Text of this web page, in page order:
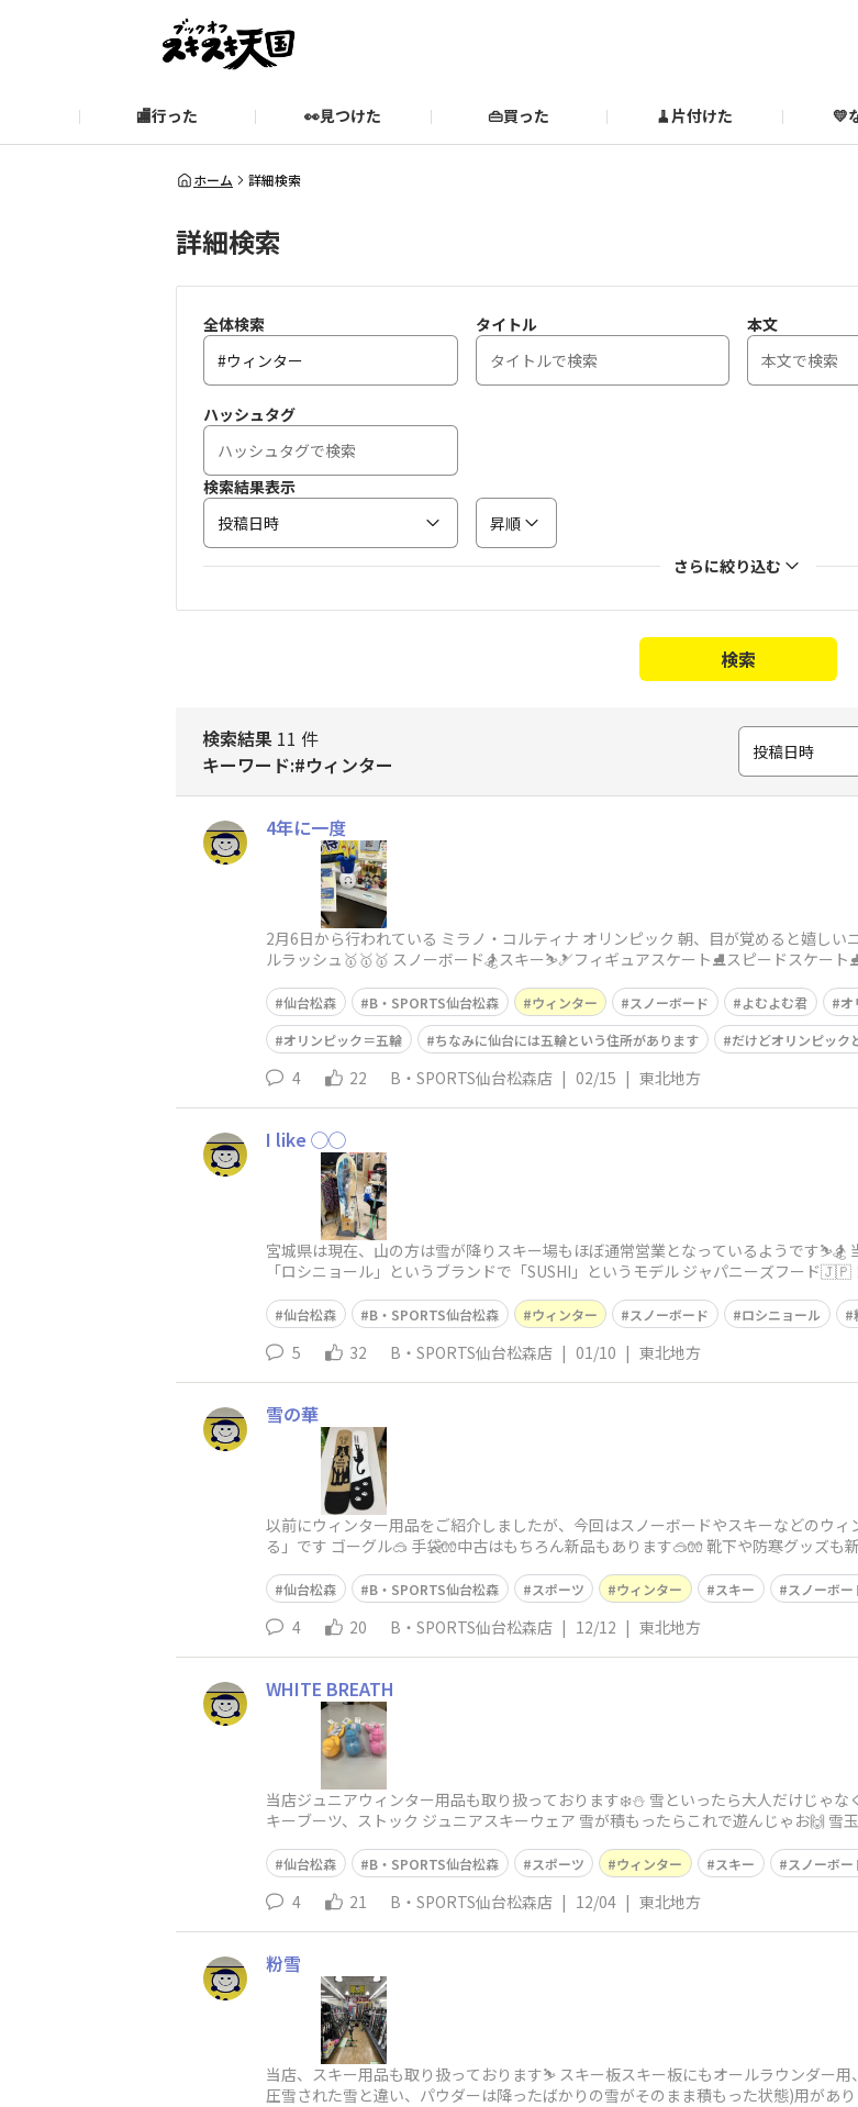
🏬行った 👀見つけた 👜買った 🧹片付けた 💛
お知らせ 期間限定企画【みんなでお題】
ブックオフ公式サイト
スキスキ天国に関するお問い合わせ
ホーム 詳細検索
詳細検索
全体検索 タイトル 本文
ハッシュタグ
検索結果表示
投稿日時
昇順
さらに絞り込む
検索
検索結果 11 件
キーワード:#ウィンター
投稿日時
4年に一度
2月6日から行われている ミラノ・コルティナ オリンピック 朝、目が覚めると嬉し
ルラッシュ🥇🥇🥇 スノーボード🏂スキー⛷️🎿フィギュアスケート⛸️スピードスケー
仙台松森 B・SPORTS仙台松森 ウィンター スノーボード よむよむ君 オ
オリンピック＝五輪
ちなみに仙台には五輪という住所があります だけどオリンピック
4 22 B・SPORTS仙台松森店 | 02/15 | 東北地方
I like ◯◯
宮城県は現在、山の方は雪が降りスキー場もほぼ通常営業となっているようです
「ロシニョール」というブランドで「SUSHI」というモデル ジャパニーズフード🇯🇵
仙台松森 B・SPORTS仙台松森 ウィンター スノーボード ロシニョール
5 32 B・SPORTS仙台松森店 | 01/10 | 東北地方
雪の華
以前にウィンター用品をご紹介しましたが、今回はスノーボードやスキーなどのウ
る」です ゴーグル🥽 手袋🧤中古はもちろん新品もあります🥽🧤 靴下や防寒グッズ
仙台松森 B・SPORTS仙台松森 スポーツ ウィンター スキー スノーボー
4 20 B・SPORTS仙台松森店 | 12/12 | 東北地方
WHITE BREATH
当店ジュニアウィンター用品も取り扱っております❄️⛄️ 雪といったら大人だけじゃ
キーブーツ、ストック ジュニアスキーウェア 雪が積もったらこれで遊んじゃお🙌 雪
仙台松森 B・SPORTS仙台松森 スポーツ ウィンター スキー スノーボー
4 21 B・SPORTS仙台松森店 | 12/04 | 東北地方
粉雪
当店、スキー用品も取り扱っております⛷️ スキー板スキー板にもオールラウンダー
圧雪された雪と違い、パウダーは降ったばかりの雪がそのまま積もった状態)用があ